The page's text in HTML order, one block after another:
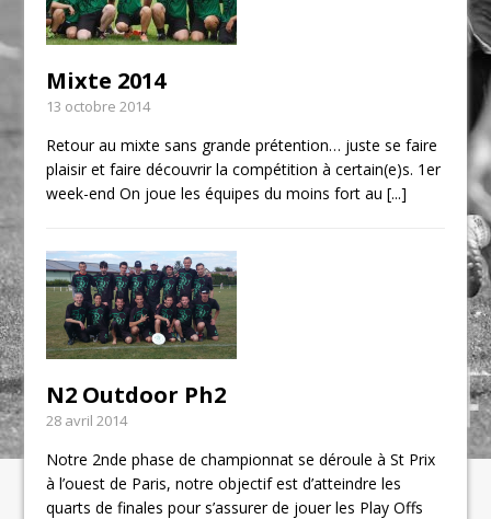
Mixte 2014
13 octobre 2014
Retour au mixte sans grande prétention… juste se faire
plaisir et faire découvrir la compétition à certain(e)s. 1er
week-end On joue les équipes du moins fort au[...]
N2 Outdoor Ph2
28 avril 2014
Notre 2nde phase de championnat se déroule à St Prix
à l’ouest de Paris, notre objectif est d’atteindre les
quarts de finales pour s’assurer de jouer les Play Offs